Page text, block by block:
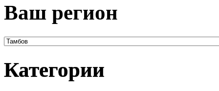
Ваш регион
Категории